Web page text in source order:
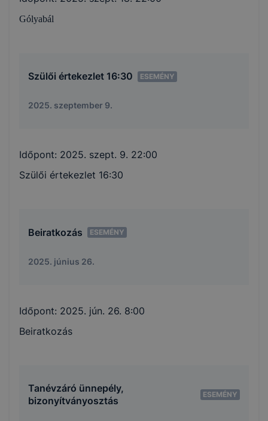
Gólyabál
Szülői értekezlet 16:30 ESEMÉNY
2025. szeptember 9.
Időpont: 2025. szept. 9. 22:00
Szülői értekezlet 16:30
Beiratkozás ESEMÉNY
2025. június 26.
Időpont: 2025. jún. 26. 8:00
Beiratkozás
Tanévzáró ünnepély,
bizonyítványosztás
ESEMÉNY